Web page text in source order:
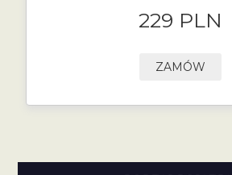
229 PLN
ZAMÓW